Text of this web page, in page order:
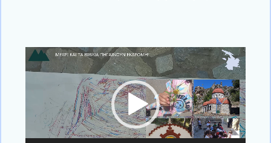
Πρόγραμμα
Αναπαραγωγής